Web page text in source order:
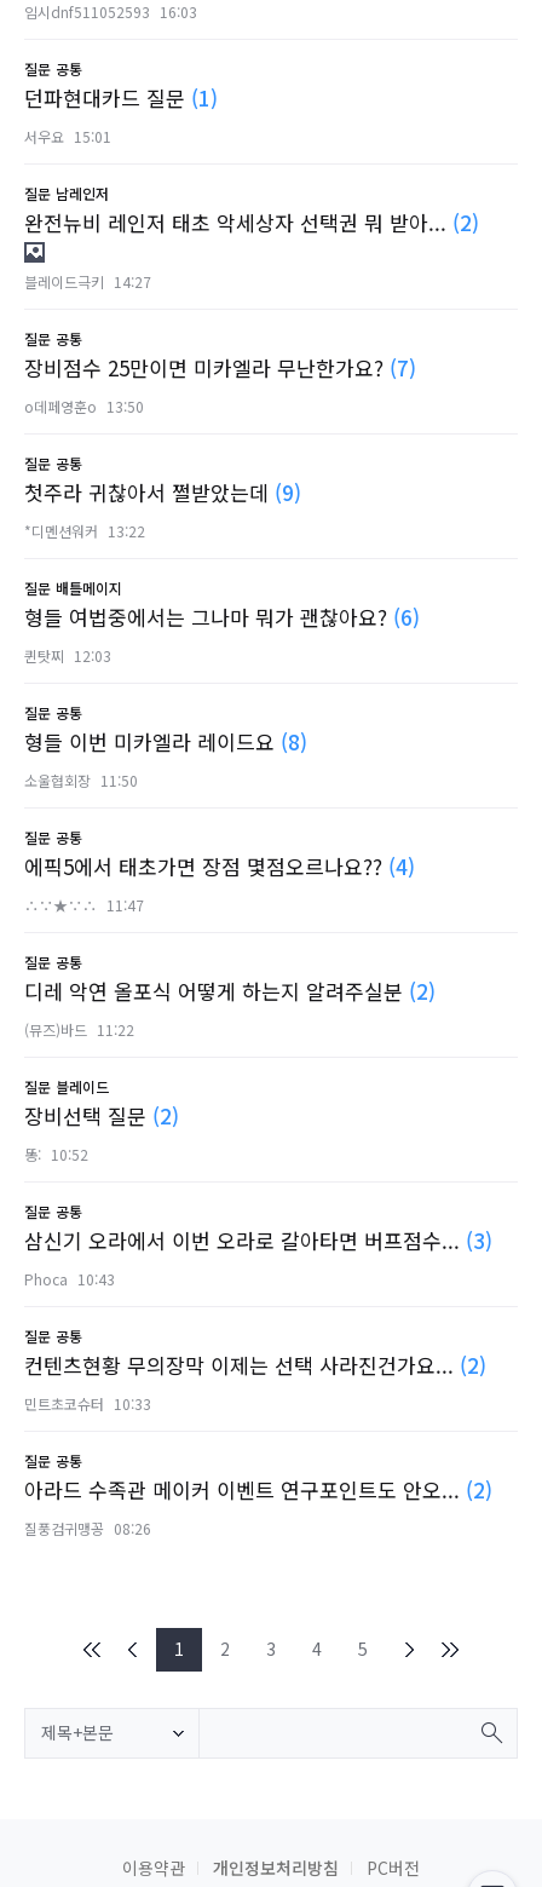
임시dnf511052593 16:03
질문 공통
던파현대카드 질문 (1)
서우요 15:01
질문 남레인저
완전뉴비 레인저 태초 악세상자 선택권 뭐 받아... (2)
블레이드극키 14:27
질문 공통
장비점수 25만이면 미카엘라 무난한가요? (7)
o데페영훈o 13:50
질문 공통
첫주라 귀찮아서 쩔받았는데 (9)
*디멘션워커 13:22
질문 배틀메이지
형들 여법중에서는 그나마 뭐가 괜찮아요? (6)
퀸탓찌 12:03
질문 공통
형들 이번 미카엘라 레이드요 (8)
소울협회장 11:50
질문 공통
에픽5에서 태초가면 장점 몇점오르나요?? (4)
∴∵★∵∴ 11:47
질문 공통
디레 악연 올포식 어떻게 하는지 알려주실분 (2)
(뮤즈)바드 11:22
질문 블레이드
장비선택 질문 (2)
똥: 10:52
질문 공통
삼신기 오라에서 이번 오라로 갈아타면 버프점수... (3)
Phoca 10:43
질문 공통
컨텐츠현황 무의장막 이제는 선택 사라진건가요... (2)
민트초코슈터 10:33
질문 공통
아라드 수족관 메이커 이벤트 연구포인트도 안오... (2)
질풍검귀맹꽁 08:26
1 2 3 4 5
제목+본문
이용약관 개인정보처리방침 PC버전